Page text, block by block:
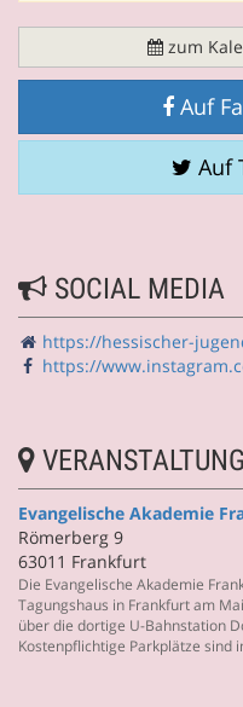
zum
Auf
Auf
SOCIAL MEDIA
https://hessischer-
https://
Evangelische Akademie
Römerberg 9
63011 Frankfurt
Die Evangelische Akademie
Tagungshaus in Frankfurt am
über die dortige U-Bahnstation
Kostenpflichtige Parkplätze sind